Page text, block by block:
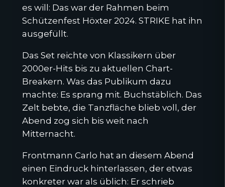
es will: Das war der Rahmen beim
Schützenfest Höxter 2024. STRIKE hat ihn
ausgefüllt.
Das Set reichte von Klassikern über
2000er-Hits bis zu aktuellen Chart-
Breakern. Was das Publikum dazu
machte: Es sprang mit. Buchstäblich. Das
Zelt bebte, die Tanzfläche blieb voll, der
Abend zog sich bis weit nach
Mitternacht.
Frontmann Carlo hat an diesem Abend
einen Eindruck hinterlassen, der etwas
konkreter war als üblich: Er schrieb